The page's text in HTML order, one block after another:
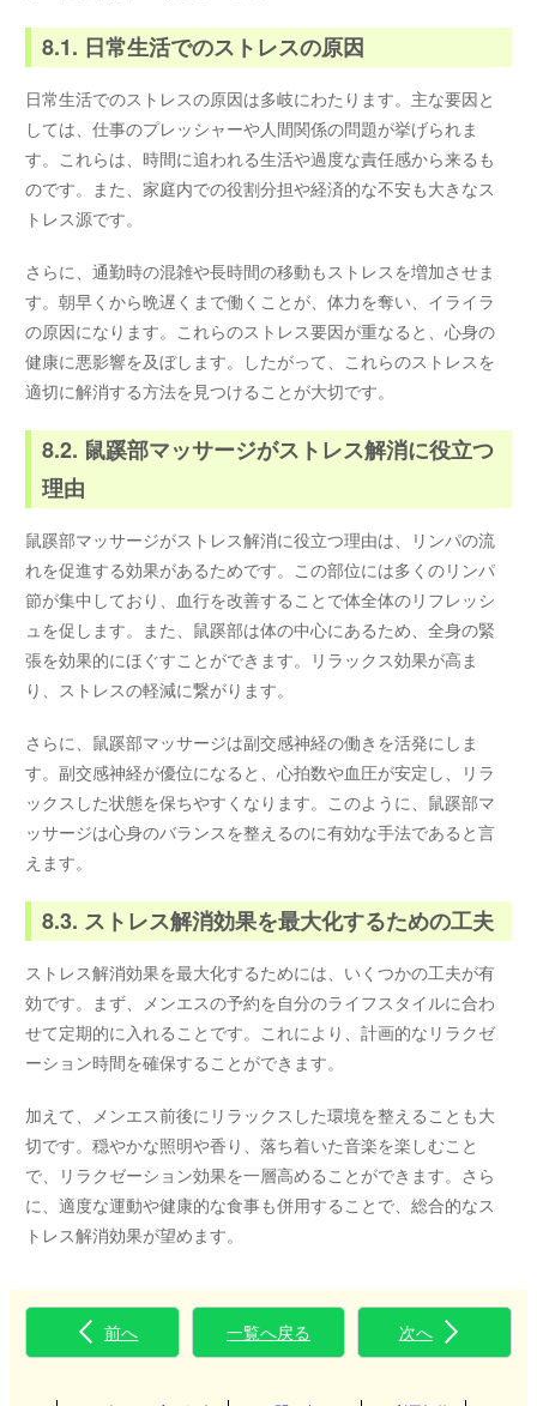
8.1. 日常生活でのストレスの原因
日常生活でのストレスの原因は多岐にわたります。主な要因と
しては、仕事のプレッシャーや人間関係の問題が挙げられま
す。これらは、時間に追われる生活や過度な責任感から来るも
のです。また、家庭内での役割分担や経済的な不安も大きなス
トレス源です。
さらに、通勤時の混雑や長時間の移動もストレスを増加させま
す。朝早くから晩遅くまで働くことが、体力を奪い、イライラ
の原因になります。これらのストレス要因が重なると、心身の
健康に悪影響を及ぼします。したがって、これらのストレスを
適切に解消する方法を見つけることが大切です。
8.2. 鼠蹊部マッサージがストレス解消に役立つ
理由
鼠蹊部マッサージがストレス解消に役立つ理由は、リンパの流
れを促進する効果があるためです。この部位には多くのリンパ
節が集中しており、血行を改善することで体全体のリフレッシ
ュを促します。また、鼠蹊部は体の中心にあるため、全身の緊
張を効果的にほぐすことができます。リラックス効果が高ま
り、ストレスの軽減に繋がります。
さらに、鼠蹊部マッサージは副交感神経の働きを活発にしま
す。副交感神経が優位になると、心拍数や血圧が安定し、リラ
ックスした状態を保ちやすくなります。このように、鼠蹊部マ
ッサージは心身のバランスを整えるのに有効な手法であると言
えます。
8.3. ストレス解消効果を最大化するための工夫
ストレス解消効果を最大化するためには、いくつかの工夫が有
効です。まず、メンエスの予約を自分のライフスタイルに合わ
せて定期的に入れることです。これにより、計画的なリラクゼ
ーション時間を確保することができます。
加えて、メンエス前後にリラックスした環境を整えることも大
切です。穏やかな照明や香り、落ち着いた音楽を楽しむこと
で、リラクゼーション効果を一層高めることができます。さら
に、適度な運動や健康的な食事も併用することで、総合的なス
トレス解消効果が望めます。
前へ 一覧へ戻る 次へ